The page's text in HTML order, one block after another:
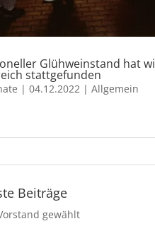
Glühweinstand hat
stattgefunden
| 04.12.2022 | Allgemein
Beiträge
gewählt